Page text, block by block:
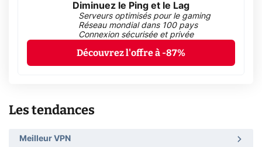
Diminuez le Ping et le Lag
Serveurs optimisés pour le gaming
Réseau mondial dans 100 pays
Connexion sécurisée et privée
Découvrez l'offre à -87%
Les tendances
Meilleur VPN